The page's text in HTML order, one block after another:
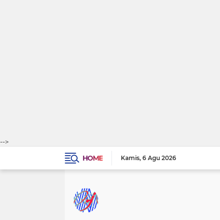
-->
HOME
Kamis 6 Agu 2026